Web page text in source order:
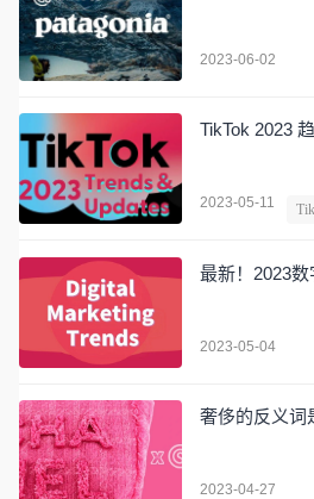
2023-06-02
TikTok 2023
2023-05-11
最新！2023数
2023-05-04
奢侈的反义
2023-04-27